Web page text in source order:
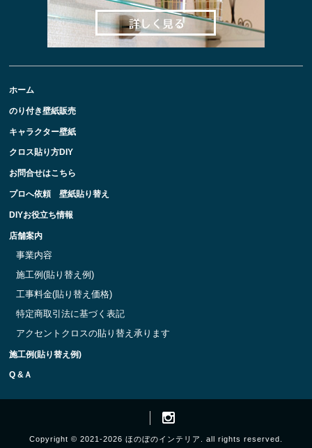
ホーム
のり付き壁紙販売
キャラクター壁紙
クロス貼り方DIY
お問合せはこちら
プロへ依頼 壁紙貼り替え
DIYお役立ち情報
店舗案内
事業内容
施工例(貼り替え例)
工事料金(貼り替え価格)
特定商取引法に基づく表記
アクセントクロスの貼り替え承ります
施工例(貼り替え例)
Q &Ａ
Copyright © 2021-2026 ほのぼのインテリア. all rights reserved.